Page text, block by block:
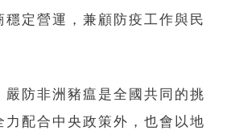
穩定營運，兼顧防疫工作與民
嚴防非洲豬瘟是全國共同的挑
力配合中央政策外，也會以地